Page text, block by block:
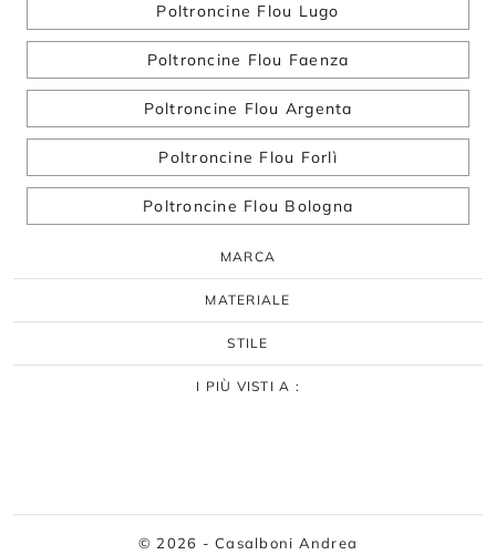
Poltroncine Flou Lugo
Poltroncine Flou Faenza
Poltroncine Flou Argenta
Poltroncine Flou Forlì
Poltroncine Flou Bologna
MARCA
MATERIALE
STILE
I PIÙ VISTI A :
© 2026 - Casalboni Andrea